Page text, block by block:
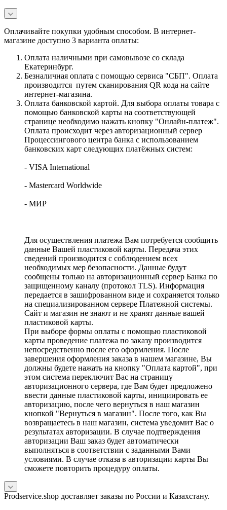
Оплачивайте покупки удобным способом. В интернет-
магазине доступно 3 варианта оплаты:
Оплата наличными при самовывозе со склада
Екатеринбург.
Безналичная оплата с помощью сервиса "СБП". Оплата
производится путем сканирования QR кода на сайте
интернет-магазина.
Оплата банковской картой. Для выбора оплаты товара с
помощью банковской карты на соответствующей
странице необходимо нажать кнопку "Онлайн-платеж".
Оплата происходит через авторизационный сервер
Процессингового центра банка с использованием
банковских карт следующих платёжных систем:
- VISA International
- Mastercard Worldwide
- МИР
Для осуществления платежа Вам потребуется сообщить
данные Вашей пластиковой карты. Передача этих
сведений производится с соблюдением всех
необходимых мер безопасности. Данные будут
сообщены только на авторизационный сервер Банка по
защищенному каналу (протокол TLS). Информация
передается в зашифрованном виде и сохраняется только
на специализированном сервере Платежной системы.
Сайт и магазин не знают и не хранят данные вашей
пластиковой карты.
При выборе формы оплаты с помощью пластиковой
карты проведение платежа по заказу производится
непосредственно после его оформления. После
завершения оформления заказа в нашем магазине, Вы
должны будете нажать на кнопку "Оплата картой", при
этом система переключит Вас на страницу
авторизационного сервера, где Вам будет предложено
ввести данные пластиковой карты, инициировать ее
авторизацию, после чего вернуться в наш магазин
кнопкой "Вернуться в магазин". После того, как Вы
возвращаетесь в наш магазин, система уведомит Вас о
результатах авторизации. В случае подтверждения
авторизации Ваш заказ будет автоматически
выполняться в соответствии с заданными Вами
условиями. В случае отказа в авторизации карты Вы
сможете повторить процедуру оплаты.
Prodservice.shop доставляет заказы по России и Казахстану.